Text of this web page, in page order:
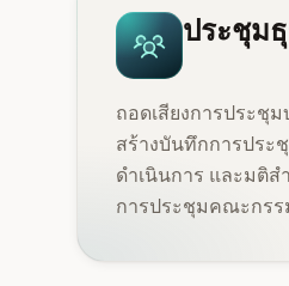
ประชุม
ถอดเสียงการประชุ
สร้างบันทึกการประ
ดำเนินการ และมติ
การประชุมคณะกร